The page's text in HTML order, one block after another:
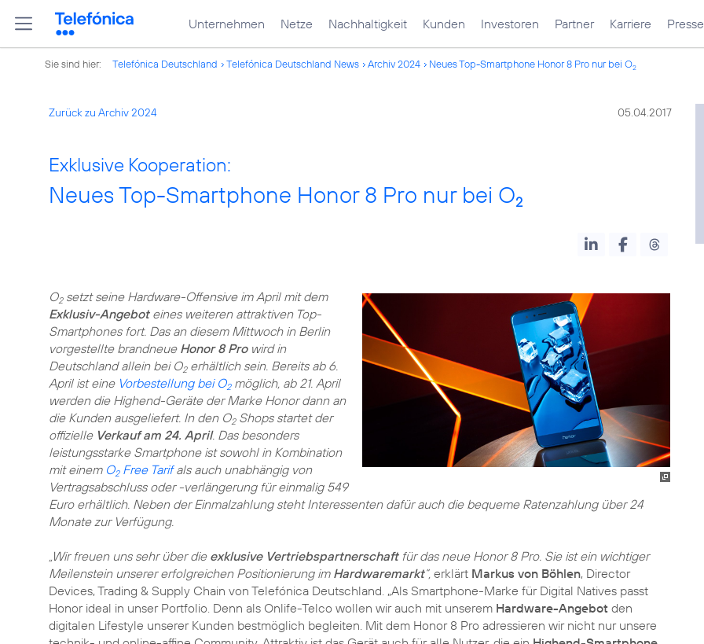
Unternehmen Netze Nachhaltigkeit Kunden Investoren Partner Karriere Presse
Sie sind hier: Telefónica Deutschland Telefónica Deutschland News Archiv 2024 Neues Top-Smartphone Honor 8 Pro nur bei O2
Zurück zu Archiv 2024 05.04.2017
Exklusive Kooperation:
Neues Top-Smartphone Honor 8 Pro nur bei O2
O2setzt seine Hardware-Offensive im April mit dem
Exklusiv-Angeboteines weiteren attraktiven Top-
Smartphones fort. Das an diesem Mittwoch in Berlin
vorgestellte brandneue Honor 8 Prowird in
Deutschland allein bei O2erhältlich sein. Bereits ab 6.
April ist eine Vorbestellung bei O2möglich, ab 21. April
werden die Highend-Geräte der Marke Honor dann an
die Kunden ausgeliefert. In den O2Shops startet der
offizielle Verkauf am 24. April. Das besonders
leistungsstarke Smartphone ist sowohl in Kombination
mit einem O2Free Tarifals auch unabhängig von
Vertragsabschluss oder -verlängerung für einmalig 549
Euro erhältlich. Neben der Einmalzahlung steht Interessenten dafür auch die bequeme Ratenzahlung über 24
Monate zur Verfügung.
„Wir freuen uns sehr über die exklusive Vertriebspartnerschaftfür das neue Honor 8 Pro. Sie ist ein wichtiger
Meilenstein unserer erfolgreichen Positionierung im Hardwaremarkt“, erklärt Markus von Böhlen, Director
Devices, Trading & Supply Chain von Telefónica Deutschland. „Als Smartphone-Marke für Digital Natives passt
Honor ideal in unser Portfolio. Denn als Onlife-Telco wollen wir auch mit unserem Hardware-Angebot den
digitalen Lifestyle unserer Kunden bestmöglich begleiten. Mit dem Honor 8 Pro adressieren wir nicht nur unsere